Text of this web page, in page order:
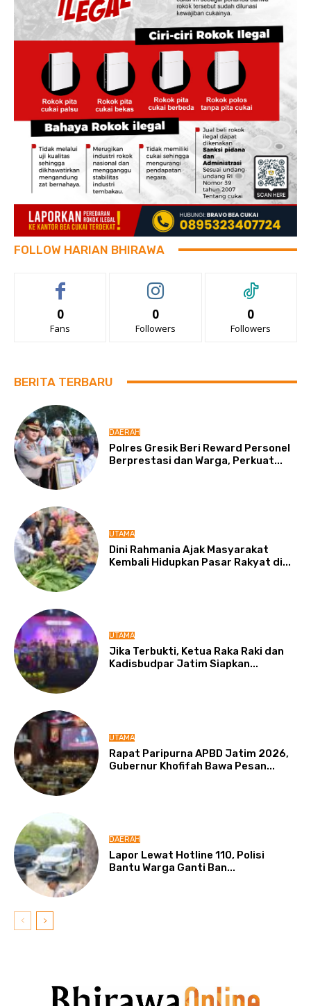
FOLLOW HARIAN BHIRAWA
0
Fans
0
Followers
0
Followers
BERITA TERBARU
DAERAH
Polres Gresik Beri Reward Personel
Berprestasi dan Warga, Perkuat...
UTAMA
Dini Rahmania Ajak Masyarakat
Kembali Hidupkan Pasar Rakyat di...
UTAMA
Jika Terbukti, Ketua Raka Raki dan
Kadisbudpar Jatim Siapkan...
UTAMA
Rapat Paripurna APBD Jatim 2026,
Gubernur Khofifah Bawa Pesan...
DAERAH
Lapor Lewat Hotline 110, Polisi
Bantu Warga Ganti Ban...